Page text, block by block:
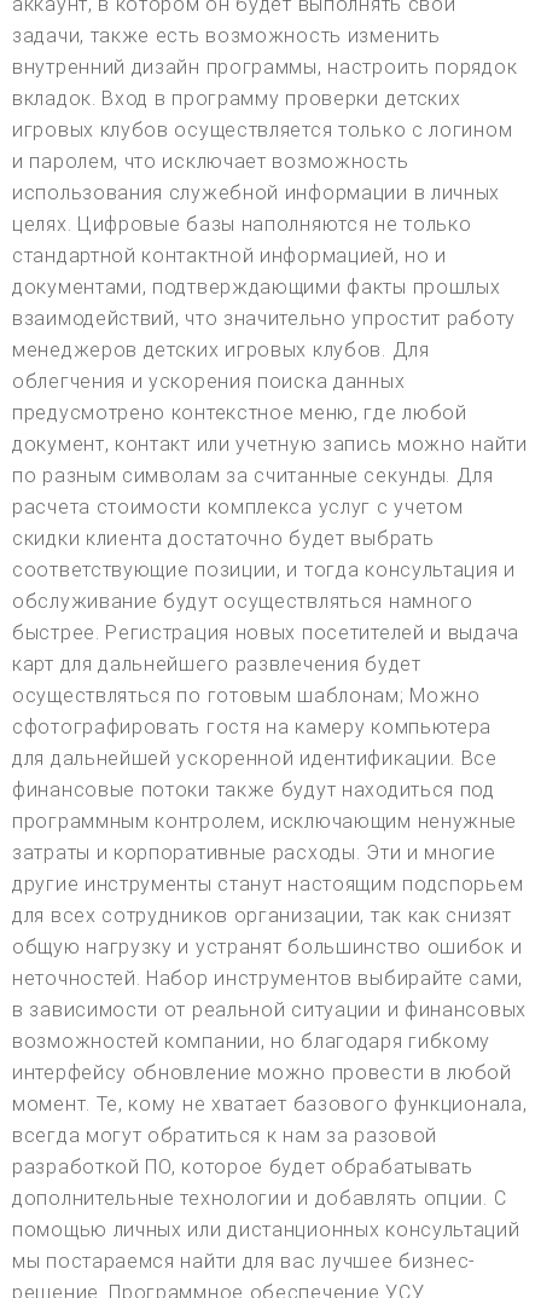
задачи, также есть возможность изменить
внутренний дизайн программы, настроить порядок
вкладок. Вход в программу проверки детских
игровых клубов осуществляется только с логином
и паролем, что исключает возможность
использования служебной информации в личных
целях. Цифровые базы наполняются не только
стандартной контактной информацией, но и
документами, подтверждающими факты прошлых
взаимодействий, что значительно упростит работу
менеджеров детских игровых клубов. Для
облегчения и ускорения поиска данных
предусмотрено контекстное меню, где любой
документ, контакт или учетную запись можно найти
по разным символам за считанные секунды. Для
расчета стоимости комплекса услуг с учетом
скидки клиента достаточно будет выбрать
соответствующие позиции, и тогда консультация и
обслуживание будут осуществляться намного
быстрее. Регистрация новых посетителей и выдача
карт для дальнейшего развлечения будет
осуществляться по готовым шаблонам; Можно
сфотографировать гостя на камеру компьютера
для дальнейшей ускоренной идентификации. Все
финансовые потоки также будут находиться под
программным контролем, исключающим ненужные
затраты и корпоративные расходы. Эти и многие
другие инструменты станут настоящим подспорьем
для всех сотрудников организации, так как снизят
общую нагрузку и устранят большинство ошибок и
неточностей. Набор инструментов выбирайте сами,
в зависимости от реальной ситуации и финансовых
возможностей компании, но благодаря гибкому
интерфейсу обновление можно провести в любой
момент. Те, кому не хватает базового функционала,
всегда могут обратиться к нам за разовой
разработкой ПО, которое будет обрабатывать
дополнительные технологии и добавлять опции. С
помощью личных или дистанционных консультаций
мы постараемся найти для вас лучшее бизнес-
решение. Программное обеспечение УСУ